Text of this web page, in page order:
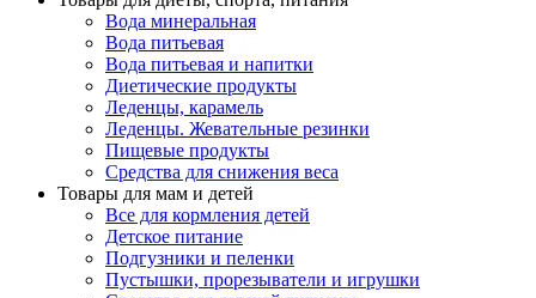
Вода минеральная
Вода питьевая
Вода питьевая и напитки
Диетические продукты
Леденцы, карамель
Леденцы. Жевательные резинки
Пищевые продукты
Средства для снижения веса
Товары для мам и детей
Все для кормления детей
Детское питание
Подгузники и пеленки
Пустышки, прорезыватели и игрушки